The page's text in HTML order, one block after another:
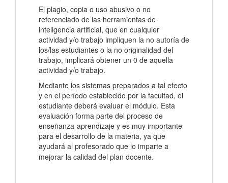
El plagio, copia o uso abusivo o no
referenciado de las herramientas de
inteligencia artificial, que en cualquier
actividad y/o trabajo impliquen la no autoría de
los/las estudiantes o la no originalidad del
trabajo, implicará obtener un 0 de aquella
actividad y/o trabajo.
Mediante los sistemas preparados a tal efecto
y en el período establecido por la facultad, el
estudiante deberá evaluar el módulo. Esta
evaluación forma parte del proceso de
enseñanza-aprendizaje y es muy importante
para el desarrollo de la materia, ya que
ayudará al profesorado que lo imparte a
mejorar la calidad del plan docente.